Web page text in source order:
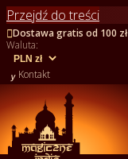
Przejdź do treści
Dostawa gratis od 100 zł
Waluta:
 Kontakt